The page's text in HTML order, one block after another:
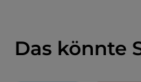
Das könnte